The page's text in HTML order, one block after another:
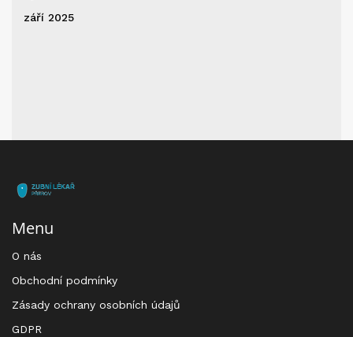
září 2025
Menu
O nás
Obchodní podmínky
Zásady ochrany osobních údajů
GDPR